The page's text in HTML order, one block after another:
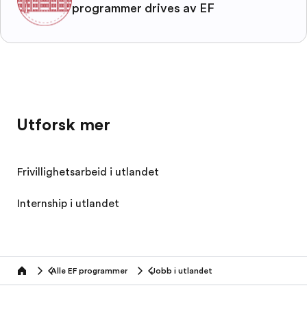
programmer drives av EF
Utforsk mer
Frivillighetsarbeid i utlandet
Internship i utlandet
home Alle EF programmer Jobb i utlandet